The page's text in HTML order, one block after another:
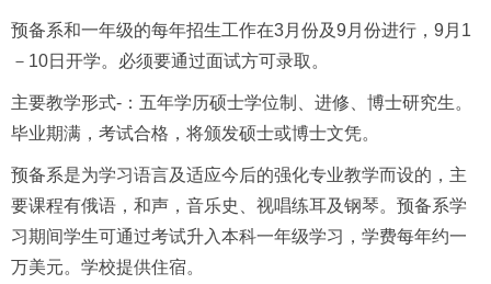
预备系和一年级的每年招生工作在3月份及9月份进行，9月1
－10日开学。必须要通过面试方可录取。
主要教学形式-：五年学历硕士学位制、进修、博士研究生。
毕业期满，考试合格，将颁发硕士或博士文凭。
预备系是为学习语言及适应今后的强化专业教学而设的，主
要课程有俄语，和声，音乐史、视唱练耳及钢琴。预备系学
习期间学生可通过考试升入本科一年级学习，学费每年约一
万美元。学校提供住宿。